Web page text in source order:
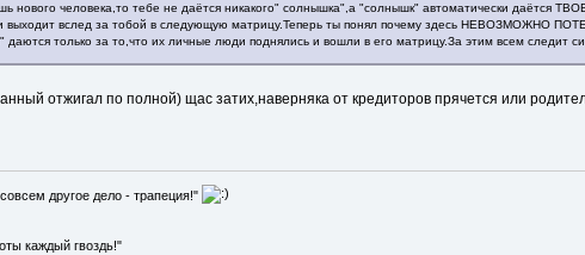
нового человека,то тебе не даётся никакого" солнышка",а "солнышк" автоматически даётся
и выходит вслед за тобой в следующую матрицу.Теперь ты понял почему здесь НЕВОЗМОЖНО
даются только за то,что их личные люди поднялись и вошли в его матрицу.За этим всем следит
отжигал по полной) щас затих,наверняка от кредиторов прячется или
другое дело - трапеция!"
каждый гвоздь!"